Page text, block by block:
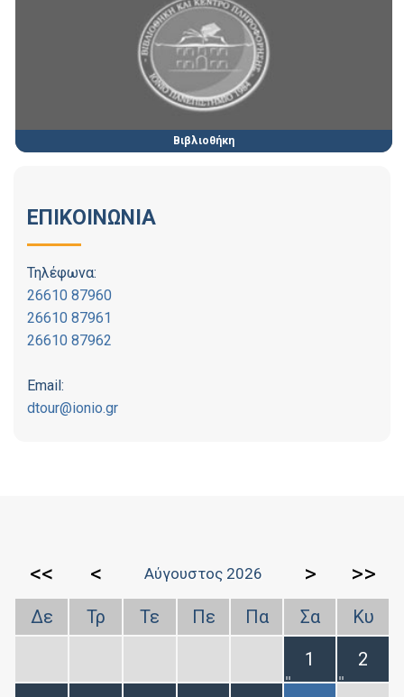
Βιβλιοθήκη
ΕΠΙΚΟΙΝΩΝΙΑ
Τηλέφωνα:
26610 87960
26610 87961
26610 87962
Email:
dtour@ionio.gr
<< < Αύγουστος 2026 > >>
Δε Τρ Τε Πε Πα Σα
Κυ
1
2